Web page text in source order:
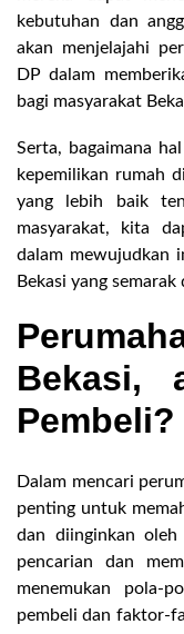
kebutuhan dan
akan menjelajahi
DP dalam
bagi masyarakat
Serta, bagaimana
kepemilikan rumah
yang lebih baik
masyarakat, kita
dalam mewujudkan
Bekasi yang semarak
Bekasi,
Pembeli?
Dalam mencari
penting untuk
dan diinginkan
pencarian dan
menemukan pola-
pembeli dan faktor-